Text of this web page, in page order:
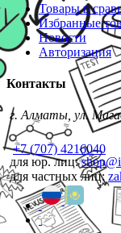
Товары в
Избранные
Новости
Авторизация
Контакты
г. Алматы, ул.
+7 (707) 4216040
для юр. лиц:
для частных лиц: